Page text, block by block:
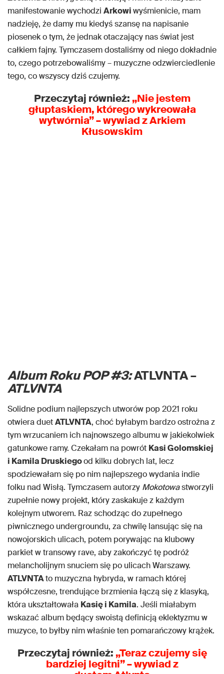
manifestowanie wychodzi Arkowiwyśmienicie, mam
nadzieję, że damy mu kiedyś szansę na napisanie
piosenek o tym, że jednak otaczający nas świat jest
całkiem fajny. Tymczasem dostaliśmy od niego dokładnie
to, czego potrzebowaliśmy – muzyczne odzwierciedlenie
tego, co wszyscy dziś czujemy.
Przeczytaj również: „Nie jestem
głuptaskiem, którego wykreowała
wytwórnia” – wywiad z Arkiem
Kłusowskim
Album Roku POP #3:ATLVNTA –
ATLVNTA
Solidne podium najlepszych utworów pop 2021 roku
otwiera duetATLVNTA, choć byłabym bardzo ostrożna z
tym wrzucaniem ich najnowszego albumu w jakiekolwiek
gatunkowe ramy. Czekałam na powrót Kasi Golomskiej
i Kamila Druskiegood kilku dobrych lat, lecz
spodziewałam się po nim najlepszego wydania indie
folku nad Wisłą. Tymczasem autorzy Mokotowastworzyli
zupełnie nowy projekt, który zaskakuje z każdym
kolejnym utworem. Raz schodząc do zupełnego
piwnicznego undergroundu, za chwilę lansując się na
nowojorskich ulicach, potem porywając na klubowy
parkiet w transowy rave, aby zakończyć tę podróż
melancholijnym snuciem się po ulicach Warszawy.
ATLVNTAto muzyczna hybryda, w ramach której
współczesne, trendujące brzmienia łączą się z klasyką,
która ukształtowała Kasię i Kamila. Jeśli miałabym
wskazać album będący swoistą definicją eklektyzmu w
muzyce, to byłby nim właśnie ten pomarańczowy krążek.
Przeczytaj również: „Teraz czujemy się
bardziej legitni” – wywiad z